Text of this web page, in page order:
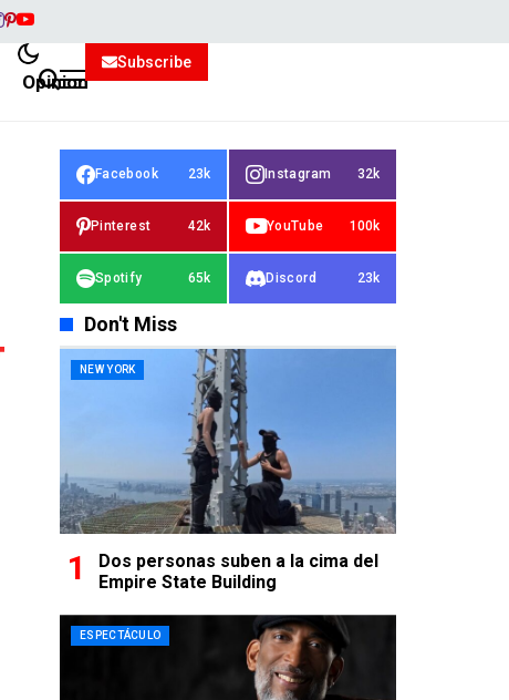
Opinion
Subscribe
Facebook 23k Instagram 32k
Pinterest 42k YouTube 100k
Spotify 65k Discord 23k
Don't Miss
NEW YORK
Dos personas suben a la cima del
Empire State Building
ESPECTÁCULO